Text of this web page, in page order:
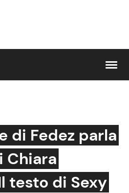
Gossip e TV
Bellezze VIP
di Fedez parla
Chiara
testo di Sexy